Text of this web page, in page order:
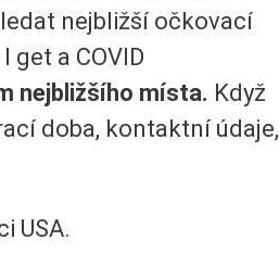
nejbližší očkovací
get a COVID
nejbližšího místa. Když
doba, kontaktní údaje,
USA.